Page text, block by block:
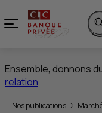
Menu
Ensemble, donnons
relation
Vous êtes ici:
Nos publications